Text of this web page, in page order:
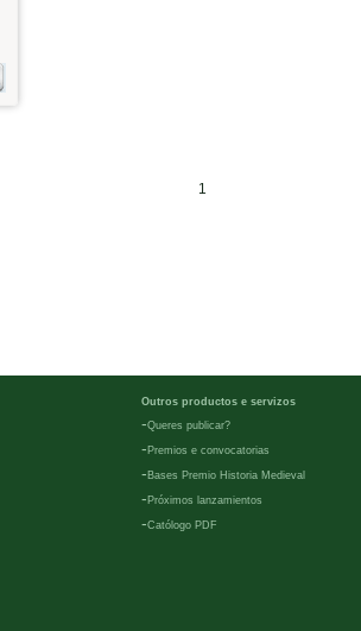
1
Outros productos e servizos
-Queres publicar?
- Premios e convocatorias
- Bases Premio Historia Medieval
- Próximos lanzamientos
-Católogo PDF